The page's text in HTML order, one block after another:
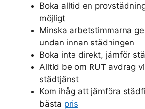
Boka alltid en
möjligt
Minska arbetstimmarna
undan innan städningen
Boka inte direkt, jämför
Alltid be om RUT avdrag
städtjänst
Kom ihåg att jämföra
bästa pris